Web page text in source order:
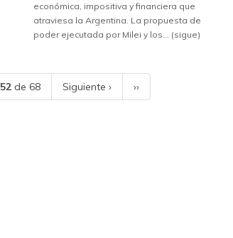
económica, impositiva y financiera que
atraviesa la Argentina. La propuesta de
poder ejecutada por Milei y los... (sigue)
52de 68 Siguiente › ››